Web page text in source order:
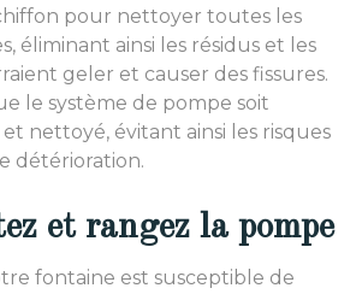
pour nettoyer toutes les
éliminant ainsi les résidus et les
geler et causer des fissures.
le système de pompe soit
nettoyé, évitant ainsi les risques
détérioration.
et rangez la pompe
fontaine est susceptible de